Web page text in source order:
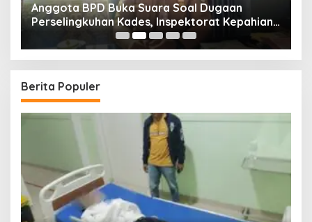
Anggota BPD Buka Suara Soal Dugaan
Perselingkuhan Kades, Inspektorat Kepahiang
Pastikan Akan Panggil Kades Suro Muncar
Berita Populer